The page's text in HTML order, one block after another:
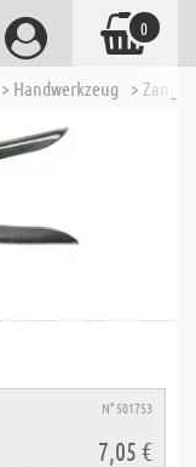
> Handwerkzeug > Zangen
N° 501753
7,05 €
0